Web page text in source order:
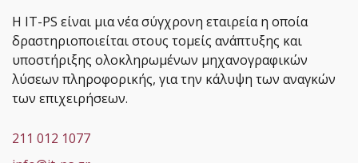
Η IT-PS είναι μια νέα σύγχρονη εταιρεία η οποία
δραστηριοποιείται στους τομείς ανάπτυξης και
υποστήριξης ολοκληρωμένων μηχανογραφικών
λύσεων πληροφορικής, για την κάλυψη των αναγκών
των επιχειρήσεων.
211 012 1077